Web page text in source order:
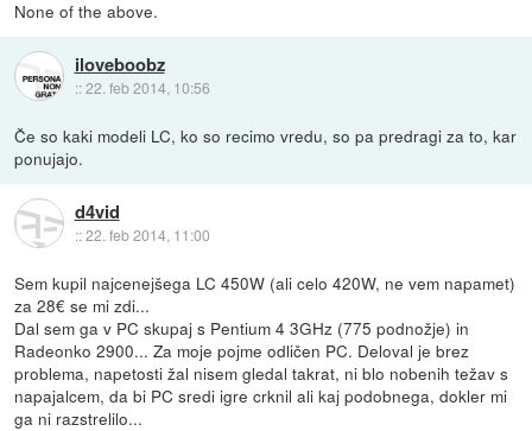
None of the above.
iloveboobz
::22. feb 2014, 10:56
Če so kaki modeli LC, ko so recimo vredu, so pa predragi za to, kar
ponujajo.
d4vid
::22. feb 2014, 11:00
Sem kupil najcenejšega LC 450W (ali celo 420W, ne vem napamet)
za 28€ se mi zdi...
Dal sem ga v PC skupaj s Pentium 4 3GHz (775 podnožje) in
Radeonko 2900... Za moje pojme odličen PC. Deloval je brez
problema, napetosti žal nisem gledal takrat, ni blo nobenih težav s
napajalcem, da bi PC sredi igre crknil ali kaj podobnega, dokler mi
ga ni razstrelilo...